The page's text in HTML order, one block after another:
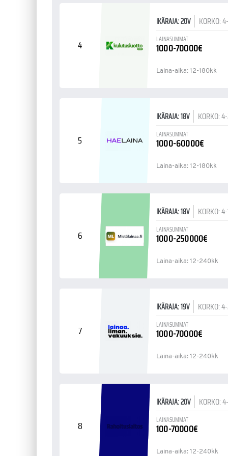
4
IKÄRAJA: 20V KORKO:
LAINASUMMAT
1000-70000€
Laina-aika: 12-180kk
5
IKÄRAJA: 18V KORKO:
LAINASUMMAT
1000-60000€
Laina-aika: 12-180kk
6
IKÄRAJA: 18V KORKO:
LAINASUMMAT
1000-250000€
Laina-aika: 12-240kk
7
IKÄRAJA: 19V KORKO:
LAINASUMMAT
1000-70000€
Laina-aika: 12-240kk
8
IKÄRAJA: 20V KORKO:
LAINASUMMAT
100-70000€
Laina-aika: 12-240kk